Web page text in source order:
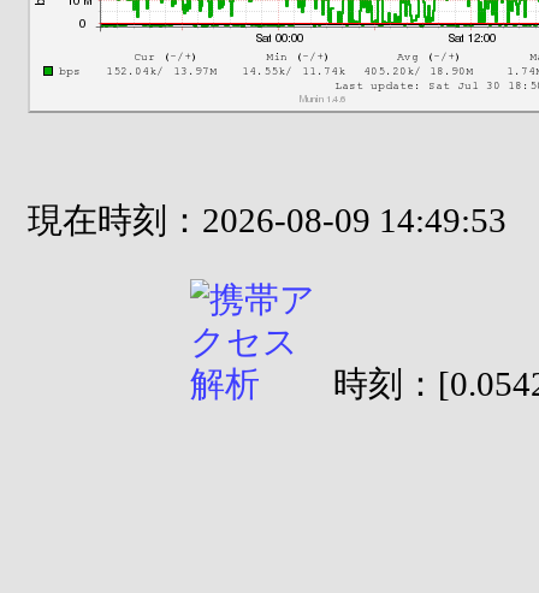
現在時刻：2026-08-09 14:49:53
時刻：